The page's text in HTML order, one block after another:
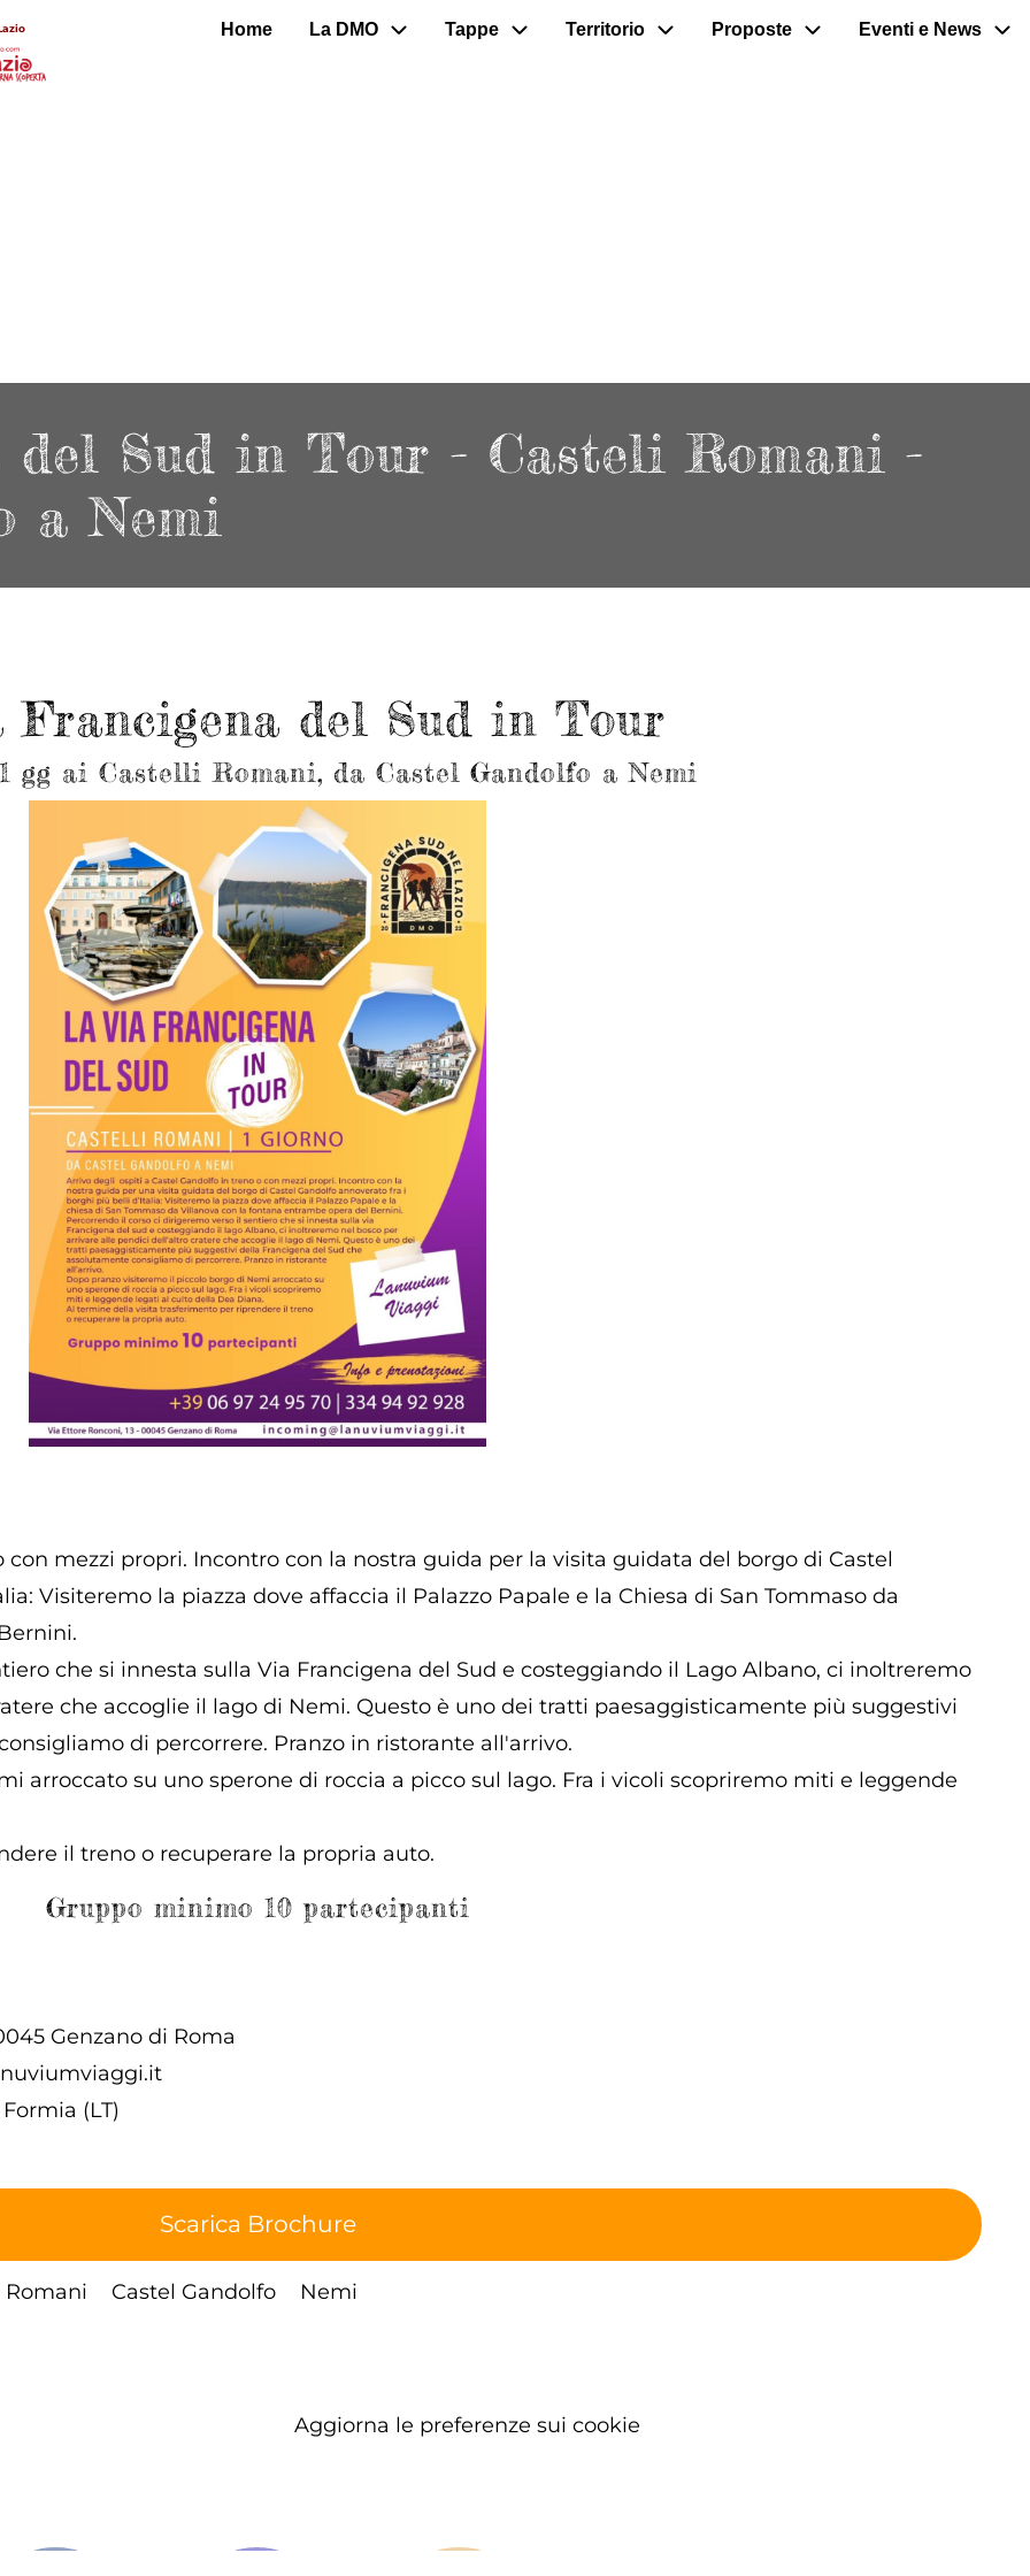
Home La DMO Tappe Territorio Proposte Eventi e News
Sud in Tour - Casteli Romani -
a Nemi
Francigena del Sud in Tour
ai Castelli Romani, da Castel Gandolfo a Nemi
mezzi propri. Incontro con la nostra guida per la visita guidata del borgo di Castel
Visiteremo la piazza dove affaccia il Palazzo Papale e la Chiesa di San Tommaso da
che si innesta sulla Via Francigena del Sud e costeggiando il Lago Albano, ci inoltreremo
che accoglie il lago di Nemi. Questo è uno dei tratti paesaggisticamente più suggestivi
di percorrere. Pranzo in ristorante all'arrivo.
arroccato su uno sperone di roccia a picco sul lago. Fra i vicoli scopriremo miti e leggende
il treno o recuperare la propria auto.
Gruppo minimo 10 partecipanti
Genzano di Roma
(LT)
Scarica Brochure
Romani Castel Gandolfo Nemi
Aggiorna le preferenze sui cookie